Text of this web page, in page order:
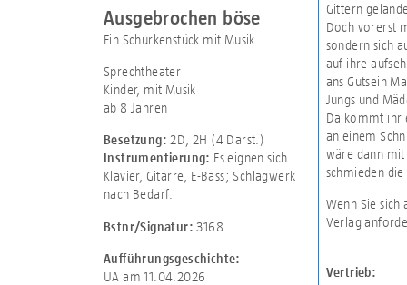
Ausgebrochen böse
Ein Schurkenstück mit Musik
Sprechtheater
Kinder, mit Musik
ab 8 Jahren
Besetzung: 2D 2H (4 Darst.)
Instrumentierung: Es eignen sich
Klavier, Gitarre, E-Bass; Schlagwerk
nach Bedarf.
Bstnr/Signatur: 3168
Aufführungsgeschichte:
UA am 11.04.2026
Gittern
Doch vorerst
sondern sich
auf ihre
ans Gutsein
Jungs und
Da kommt ihr
an einem
wäre dann mit
schmieden
Wenn Sie sich
Verlag
Vertrieb: